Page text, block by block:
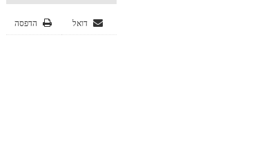
הדפסה דואל